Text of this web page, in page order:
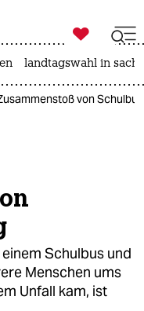

taz zahl ich
landtagswahl in
von
Schulbus und
Menschen ums
Unfall kam, ist